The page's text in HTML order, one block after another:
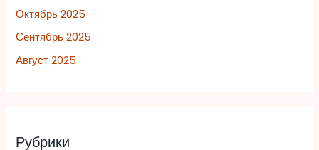
Октябрь 2025
Сентябрь 2025
Август 2025
Рубрики